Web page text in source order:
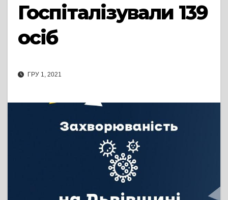
Госпіталізували 139
осіб
ГРУ 1, 2021